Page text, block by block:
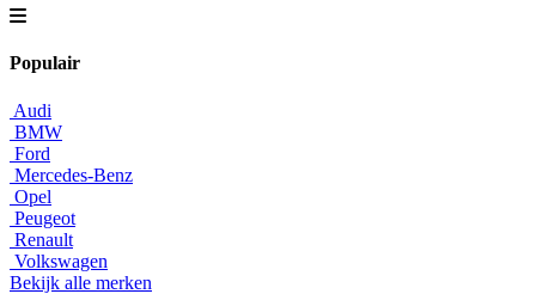
Populair
Audi
BMW
Ford
Mercedes-Benz
Opel
Peugeot
Renault
Volkswagen
Bekijk alle merken